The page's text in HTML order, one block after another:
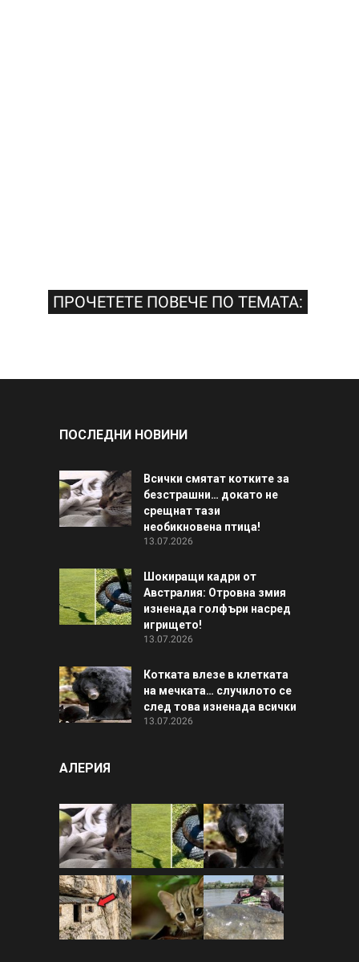
ПРОЧЕТЕТЕ ПОВЕЧЕ ПО ТЕМАТА:
ПОСЛЕДНИ НОВИНИ
Всички смятат котките за
безстрашни… докато не
срещнат тази
необикновена птица!
13.07.2026
Шокиращи кадри от
Австралия: Отровна змия
изненада голфъри насред
игрището!
13.07.2026
Котката влезе в клетката
на мечката… случилото се
след това изненада всички
13.07.2026
АЛЕРИЯ